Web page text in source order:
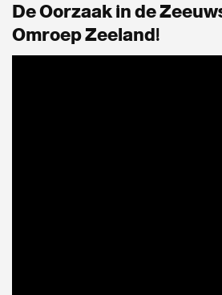
De Oorzaak in de
Omroep Zeeland!